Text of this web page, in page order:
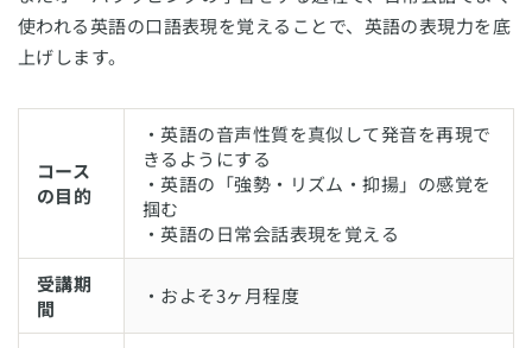
使われる英語の口語表現を覚えることで、英語の表現力を底
上げします。
コース
の目的
・英語の音声性質を真似して発音を再現で
きるようにする
・英語の「強勢・リズム・抑揚」の感覚を
掴む
・英語の日常会話表現を覚える
受講期
間
・およそ3ヶ月程度